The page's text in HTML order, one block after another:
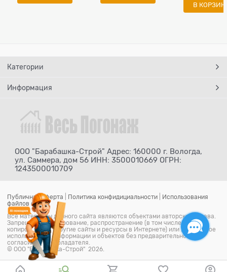
В
Категории
Информация
ООО "Барабашка-Строй" Адрес: 160000 г. Вологда,
ул. Саммера, дом 56 ИНН: 3500010669 ОГРН:
1243500010709
Публичная оферта Политика конфидициальности
Использования
файлов cookie
Все материалы данного сайта являются объектами авторского права.
Запрещается копирование, распространение (в том числе путем
копирования на другие сайты и ресурсы в Интернете) или любое иное
использование информации и объектов без предварительного
согласия правообладателя.
© ООО "Барабашка-Строй" 2026.